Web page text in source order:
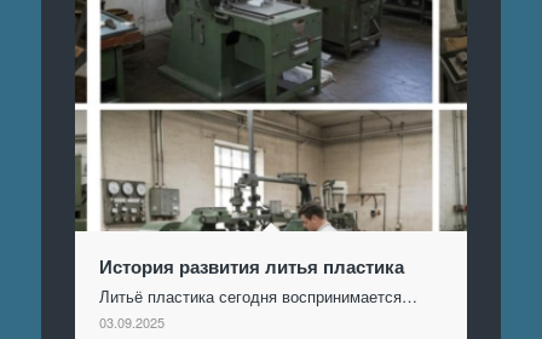
История развития литья пластика
Литьё пластика сегодня воспринимается…
03.09.2025